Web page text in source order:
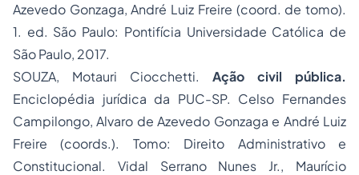
Azevedo Gonzaga, André Luiz Freire (coord. de tomo).
1. ed. São Paulo: Pontifícia Universidade Católica de
São Paulo, 2017.
SOUZA, Motauri Ciocchetti. Ação civil pública.
Enciclopédia jurídica da PUC-SP. Celso Fernandes
Campilongo, Alvaro de Azevedo Gonzaga e André Luiz
Freire (coords.). Tomo: Direito Administrativo e
Constitucional. Vidal Serrano Nunes Jr., Maurício